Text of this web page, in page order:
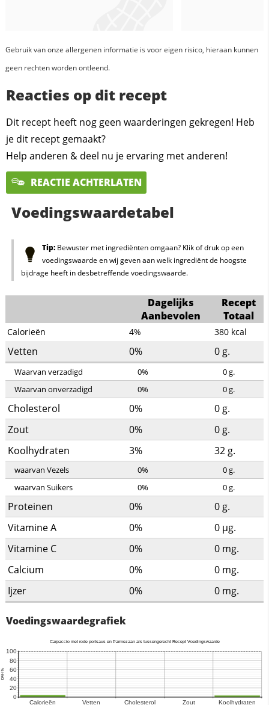
Gebruik van onze allergenen informatie is voor eigen risico, hieraan kunnen
geen rechten worden ontleend.
Reacties op dit recept
Dit recept heeft nog geen waarderingen gekregen! Heb
je dit recept gemaakt?
Help anderen & deel nu je ervaring met anderen!
REACTIE ACHTERLATEN
Voedingswaardetabel
Tip:Bewuster met ingrediënten omgaan? Klik of druk op een
voedingswaarde en wij geven aan welk ingrediënt de hoogste
bijdrage heeft in desbetreffende voedingswaarde.
Dagelijks
Aanbevolen
Recept
Totaal
Calorieën 4% 380 kcal
Vetten 0% 0g.
Waarvan verzadigd 0% 0g.
Waarvan onverzadigd
0% 0g.
Cholesterol 0% 0g.
Zout
0% 0g.
Koolhydraten
3% 32g.
waarvan Vezels 0% 0g.
waarvan Suikers
0% 0g.
Proteinen 0% 0g.
Vitamine A
0% 0 µg.
Vitamine C
0% 0 mg.
Calcium
0% 0 mg.
Ijzer
0% 0 mg.
Voedingswaardegrafiek